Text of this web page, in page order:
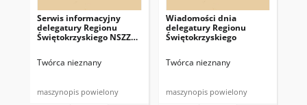
Serwis informacyjny
delegatury Regionu
Świętokrzyskiego NSZZ
Twórca nieznany
maszynopis powielony
Wiadomości dnia
delegatury Regionu
Świętokrzyskiego
Twórca nieznany
maszynopis powielony